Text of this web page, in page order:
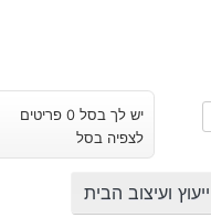
יש לך בסל 0 פריטים
לצפיה בסל
ייעוץ ועיצוב הבית